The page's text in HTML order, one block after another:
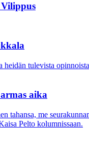
heidän tulevista
aika
tahansa, me
Pelto kolumnissaan.